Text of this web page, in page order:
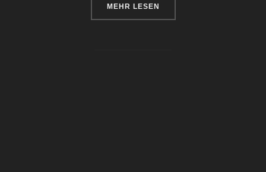
MEHR ÜBER „KRANKENHAUS
LESEN